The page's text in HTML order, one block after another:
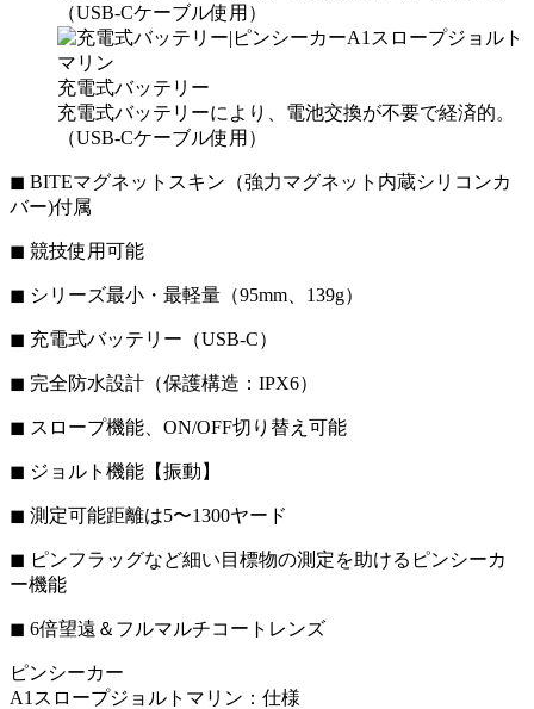
（USB-Cケーブル使用）
充電式バッテリー
充電式バッテリーにより、電池交換が不要で経済的。
（USB-Cケーブル使用）
◼︎ BITEマグネットスキン（強力マグネット内蔵シリコンカ
バー)付属
◼︎ 競技使用可能
◼︎ シリーズ最小・最軽量（95mm、139g）
◼︎ 充電式バッテリー（USB-C）
◼︎ 完全防水設計（保護構造：IPX6）
◼︎ スロープ機能、ON/OFF切り替え可能
◼︎ ジョルト機能【振動】
◼︎ 測定可能距離は5〜1300ヤード
◼︎ ピンフラッグなど細い目標物の測定を助けるピンシーカ
ー機能
◼︎ 6倍望遠＆フルマルチコートレンズ
ピンシーカー
A1スロープジョルトマリン：仕様